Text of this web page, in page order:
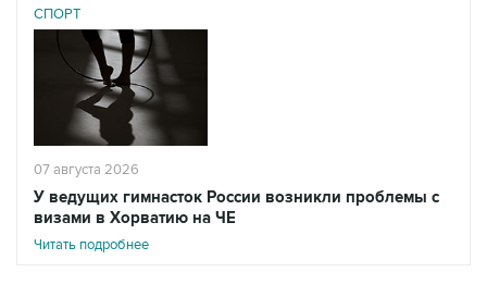
СПОРТ
07 августа 2026
У ведущих гимнасток России возникли проблемы с
визами в Хорватию на ЧЕ
Читать подробнее